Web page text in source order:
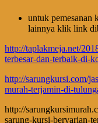
untuk pemesanan
lainnya klik link
http://taplakmeja.net/
terbesar-dan-terbaik-di-
http://sarungkursi.com/
murah-terjamin-di-
http://
sarung-kursi-bervarian-